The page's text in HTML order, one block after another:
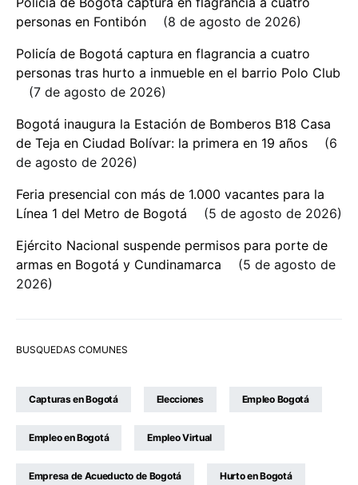
personas en Fontibón
8 de agosto de 2026
Policía de Bogotá captura en flagrancia a cuatro
personas tras hurto a inmueble en el barrio Polo Club
7 de agosto de 2026
Bogotá inaugura la Estación de Bomberos B18 Casa
de Teja en Ciudad Bolívar: la primera en 19 años
6
de agosto de 2026
Feria presencial con más de 1.000 vacantes para la
Línea 1 del Metro de Bogotá
5 de agosto de 2026
Ejército Nacional suspende permisos para porte de
armas en Bogotá y Cundinamarca
5 de agosto de
2026
BUSQUEDAS COMUNES
Capturas en Bogotá Elecciones Empleo Bogotá
Empleo en Bogotá Empleo Virtual
Empresa de Acueducto de Bogotá Hurto en Bogotá